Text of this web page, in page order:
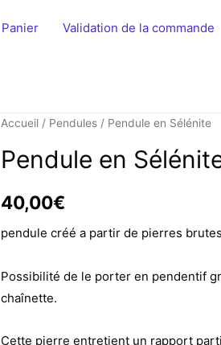
Panier Validation de la commande
Accueil / Pendules / Pendule en Sélénite
Pendule en
40,00€
pendule créé a partir de pierres
Possibilité de le porter en pendentif
chaînette.
Cette pierre entretient un rapport